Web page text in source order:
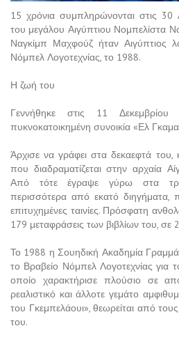
15 χρόνια συμπληρώνονται στις
του μεγάλου Αιγύπτιου Νομπελίστα
Ναγκίμπ Μαχφούζ ήταν Αιγύπτιος
Νόμπελ Λογοτεχνίας, το 1988.
Η ζωή του
Γεννήθηκε στις 11
πυκνοκατοικημένη συνοικία «Ελ
Άρχισε να γράφει στα δεκαεφτά
που διαδραματίζεται στην αρχαία
Από τότε έγραψε γύρω στα
περισσότερα από εκατό διηγήματα,
επιτυχημένες ταινίες. Πρόσφατη
179 μεταφράσεις των βιβλίων του, σε
Το 1988 η Σουηδική Ακαδημία
το Βραβείο Νόμπελ Λογοτεχνίας για
οποίο χαρακτήρισε πλούσιο σε
ρεαλιστικό και άλλοτε γεμάτο
του Γκεμπελάουι», θεωρείται από
του.